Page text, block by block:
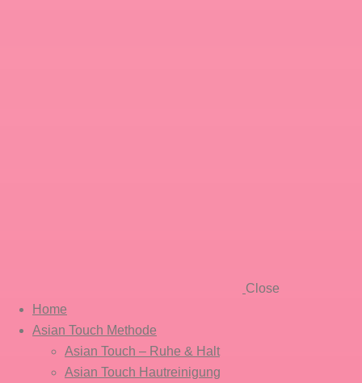
Close
Home
Asian Touch Methode
Asian Touch – Ruhe & Halt
Asian Touch Hautreinigung